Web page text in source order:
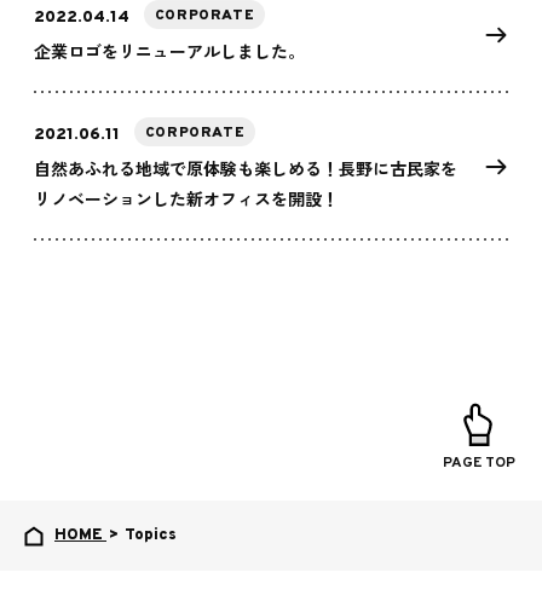
2022.04.14 CORPORATE
企業ロゴをリニューアルしました。
2021.06.11 CORPORATE
自然あふれる地域で原体験も楽しめる！長野に古民家を
リノベーションした新オフィスを開設！
PAGE TOP
HOME > Topics